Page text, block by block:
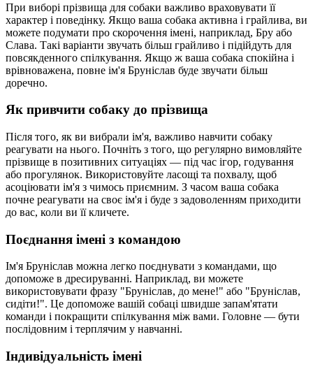
При виборі прізвища для собаки важливо враховувати її
характер і поведінку. Якщо ваша собака активна і грайлива, ви
можете подумати про скорочення імені, наприклад, Бру або
Слава. Такі варіанти звучать більш грайливо і підійдуть для
повсякденного спілкування. Якщо ж ваша собака спокійна і
врівноважена, повне ім'я Бруніслав буде звучати більш
доречно.
Як привчити собаку до прізвища
Після того, як ви вибрали ім'я, важливо навчити собаку
реагувати на нього. Почніть з того, що регулярно вимовляйте
прізвище в позитивних ситуаціях — під час ігор, годування
або прогулянок. Використовуйте ласощі та похвалу, щоб
асоціювати ім'я з чимось приємним. З часом ваша собака
почне реагувати на своє ім'я і буде з задоволенням приходити
до вас, коли ви її кличете.
Поєднання імені з командою
Ім'я Бруніслав можна легко поєднувати з командами, що
допоможе в дресируванні. Наприклад, ви можете
використовувати фразу "Бруніслав, до мене!" або "Бруніслав,
сидіти!". Це допоможе вашій собаці швидше запам'ятати
команди і покращити спілкування між вами. Головне — бути
послідовним і терплячим у навчанні.
Індивідуальність імені